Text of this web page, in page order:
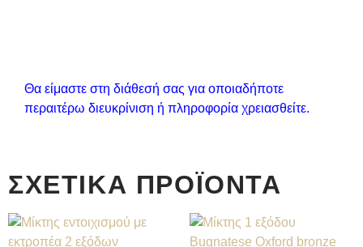
Θα είμαστε στη διάθεσή σας για οποιαδήποτε
περαιτέρω διευκρίνιση ή πληροφορία χρειασθείτε.
ΣΧΕΤΙΚΆ ΠΡΟΪΌΝΤΑ